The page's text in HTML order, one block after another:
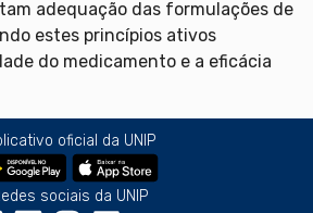
adequação das formulações de
estes princípios ativos
do medicamento e a eficácia
oficial da UNIP
sociais da UNIP